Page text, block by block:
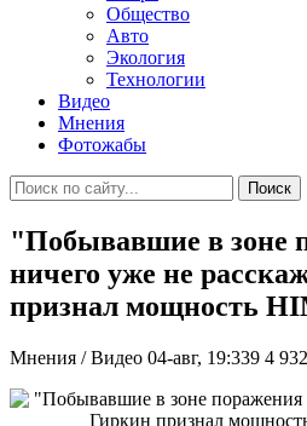
Общество
Авто
Экология
Технологии
Видео
Мнения
Фотожабы
Поиск
"Побывавшие в зоне
ничего уже не
признал мощность
Мнения / Видео 04-авг, 19:339 4 932